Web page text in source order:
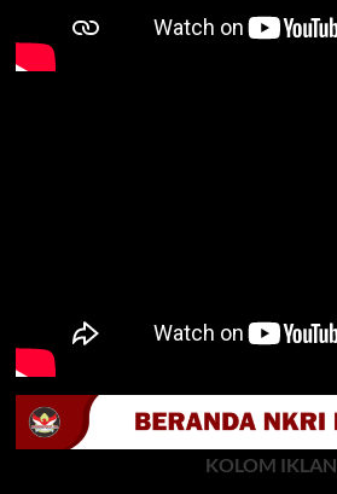
KOLOM IKLAN